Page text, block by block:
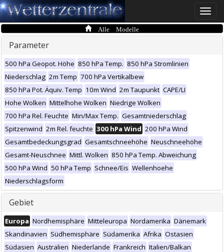
Toggle
Alle Modelle
Parameter
500 hPa Geopot. Höhe 850 hPa Temp. 850 hPa Stromlinien
Niederschlag 2m Temp 700 hPa Vertikalbew
850 hPa Pot. Äquiv. Temp 10m Wind 2m Taupunkt CAPE/LI
Hohe Wolken Mittelhohe Wolken Niedrige Wolken
700 hPa Rel. Feuchte Min/Max Temp. Gesamtniederschlag
Spitzenwind 2m Rel. feuchte 300 hPa Wind 200 hPa Wind
Gesamtbedeckungsgrad Gesamtschneehöhe Neuschneehöhe
Gesamt-Neuschnee Mittl. Wolken 850 hPa Temp. Abweichung
500 hPa Wind 50 hPa Temp Schnee/Eis Wellenhoehe
Niederschlagsform
Gebiet
Europa Nordhemisphäre Mitteleuropa Nordamerika Dänemark
Skandinavien Südhemisphäre Südamerika Afrika Ostasien
Südasien Australien Niederlande Frankreich Italien/Balkan